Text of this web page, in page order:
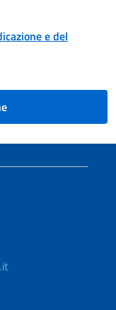
e del